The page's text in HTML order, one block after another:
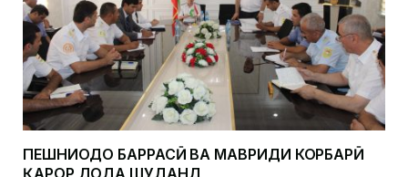
ПЕШНИҲОДҲО БАРРАСӢ ВА МАВРИДИ КОРБАРӢ